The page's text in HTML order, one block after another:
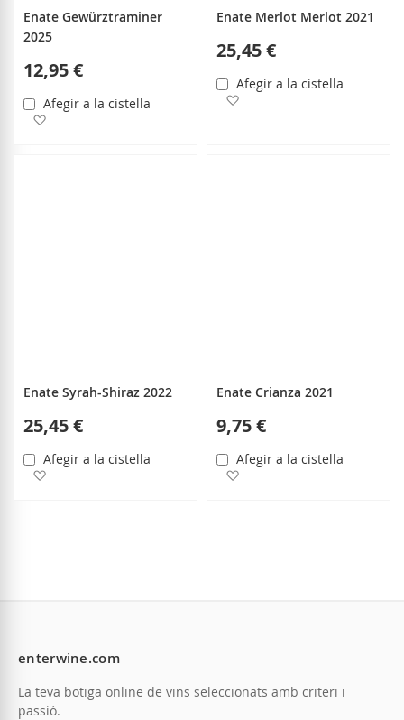
Enate Gewürztraminer
2025
12,95 €
Afegir a la cistella
Enate Merlot Merlot 2021
25,45 €
Afegir a la cistella
Enate Syrah-Shiraz 2022
25,45 €
Afegir a la cistella
Enate Crianza 2021
9,75 €
Afegir a la cistella
enterwine.com
La teva botiga online de vins seleccionats amb criteri i
passió.